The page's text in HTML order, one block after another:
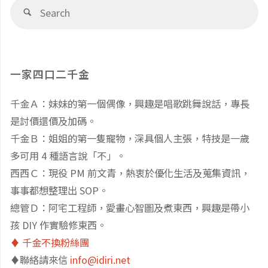
老
胡
椒
餅、
好
滋
味
素
x
放
風
＝
雲
林
覽
Search
一家四口二千金
千金Ａ：妹妹的第一個偶像，興趣是唱歌跳舞說話，專長
是討價還價及加碼。
千金Ｂ：姐姐的第一隻寵物，深具個人主張，特技是一歲
多可用 4 種語言說「不」。
西西Ｃ：現役 PM 前文青，熱衷於優化生活及蒐集資訊，
事事都想整理出 SOP。
總管Ｄ：阿宅工程師，愛畫心智圖及煮東西，興趣是帶小
孩 DIY 作實驗修東西。
♦️ 千金不換粉絲團
♦️聯絡請來信 info@idiri.net